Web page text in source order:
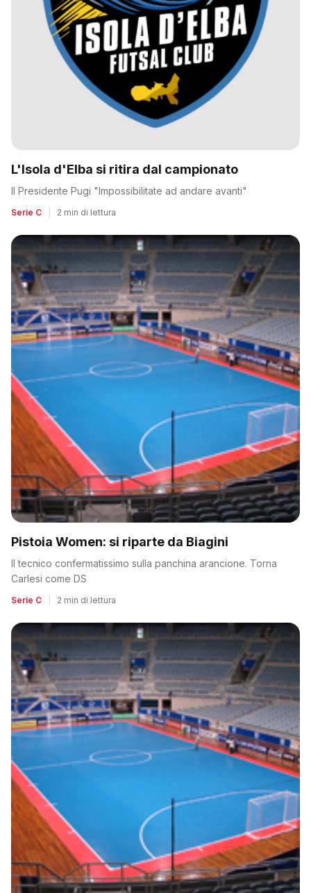
L'Isola d'Elba si ritira dal campionato
Il Presidente Pugi "Impossibilitate ad andare avanti"
Serie C 2 min di lettura
Pistoia Women: si riparte da Biagini
Il tecnico confermatissimo sulla panchina arancione. Torna
Carlesi come DS
Serie C 2 min di lettura